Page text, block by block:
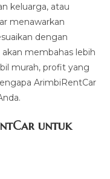
keluarga, atau
menawarkan
dengan
membahas lebih
murah, profit yang
ArimbiRentCar
untuk